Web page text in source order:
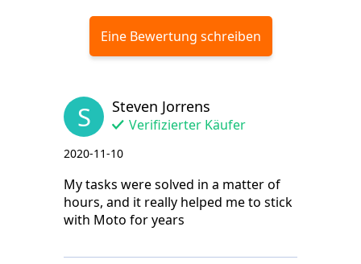
Eine Bewertung schreiben
S Steven Jorrens
Verifizierter Käufer
2020-11-10
My tasks were solved in a matter of
hours, and it really helped me to stick
with Moto for years